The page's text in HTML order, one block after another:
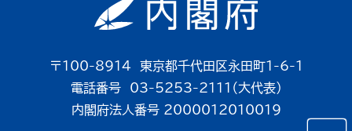
〒100-8914 東京都千代田区永田町1-6-1
電話番号 03-5253-2111（大代表）
内閣府法人番号 2000012010019